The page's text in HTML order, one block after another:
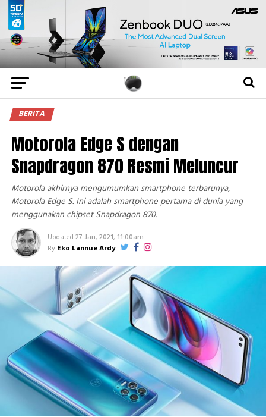
BERITA
Motorola Edge S dengan
Snapdragon 870 Resmi Meluncur
Motorola akhirnya mengumumkan smartphone terbarunya,
Motorola Edge S. Ini adalah smartphone pertama di dunia yang
menggunakan chipset Snapdragon 870.
Updated 27 Jan, 2021, 11:00am
By Eko Lannue Ardy